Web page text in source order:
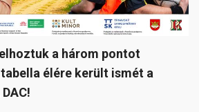
a három pontot
élére került ismét a